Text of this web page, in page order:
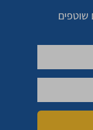
שוטפים